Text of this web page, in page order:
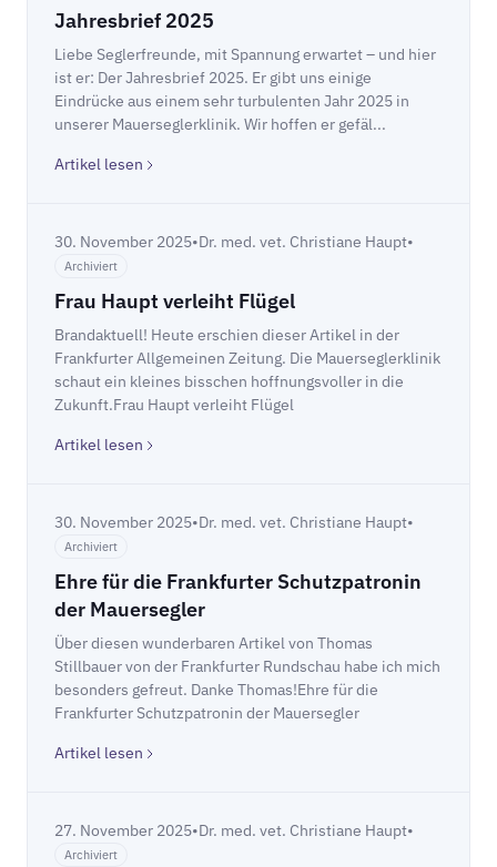
Jahresbrief 2025
Liebe Seglerfreunde, mit Spannung erwartet – und hier
ist er: Der Jahresbrief 2025. Er gibt uns einige
Eindrücke aus einem sehr turbulenten Jahr 2025 in
unserer Mauerseglerklinik. Wir hoffen er gefäl...
Artikel lesen
30. November 2025•Dr. med. vet. Christiane Haupt•
Archiviert
Frau Haupt verleiht Flügel
Brandaktuell! Heute erschien dieser Artikel in der
Frankfurter Allgemeinen Zeitung. Die Mauerseglerklinik
schaut ein kleines bisschen hoffnungsvoller in die
Zukunft.Frau Haupt verleiht Flügel
Artikel lesen
30. November 2025•Dr. med. vet. Christiane Haupt•
Archiviert
Ehre für die Frankfurter Schutzpatronin
der Mauersegler
Über diesen wunderbaren Artikel von Thomas
Stillbauer von der Frankfurter Rundschau habe ich mich
besonders gefreut. Danke Thomas!Ehre für die
Frankfurter Schutzpatronin der Mauersegler
Artikel lesen
27. November 2025•Dr. med. vet. Christiane Haupt•
Archiviert